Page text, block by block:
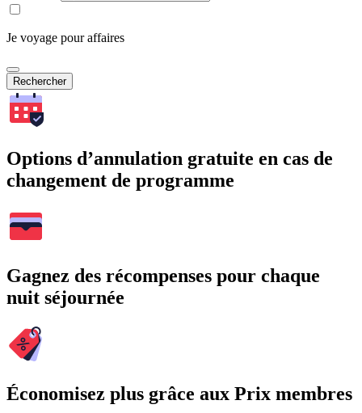
Je voyage pour affaires
Rechercher
Options d’annulation gratuite en cas de
changement de programme
Gagnez des récompenses pour chaque
nuit séjournée
Économisez plus grâce aux Prix membres